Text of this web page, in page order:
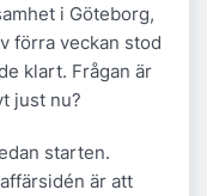
i Göteborg,
förra veckan stod
klart. Frågan är
just nu?
starten.
är att